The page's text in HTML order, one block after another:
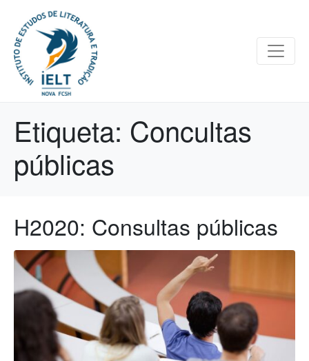
Etiqueta: Concultas
públicas
H2020: Consultas públicas